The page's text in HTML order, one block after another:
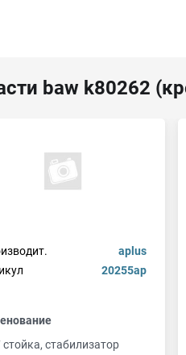
baw k80262
aplus
20255ap
стойка, стабилизатор